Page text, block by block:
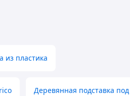
из пластика
Деревянная подставка